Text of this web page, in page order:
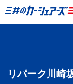
リパーク川崎